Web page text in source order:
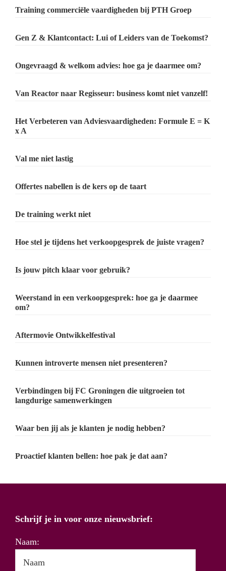
Training commerciële vaardigheden bij PTH Groep
Gen Z & Klantcontact: Lui of Leiders van de Toekomst?
Ongevraagd & welkom advies: hoe ga je daarmee om?
Van Reactor naar Regisseur: business komt niet vanzelf!
Het Verbeteren van Adviesvaardigheden: Formule E = K
x A
Val me niet lastig
Offertes nabellen is de kers op de taart
De training werkt niet
Hoe stel je tijdens het verkoopgesprek de juiste vragen?
Is jouw pitch klaar voor gebruik?
Weerstand in een verkoopgesprek: hoe ga je daarmee
om?
Aftermovie Ontwikkelfestival
Kunnen introverte mensen niet presenteren?
Verbindingen bij FC Groningen die uitgroeien tot
langdurige samenwerkingen
Waar ben jij als je klanten je nodig hebben?
Proactief klanten bellen: hoe pak je dat aan?
Schrijf je in voor onze nieuwsbrief:
Naam: